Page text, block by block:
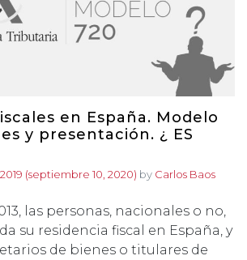
en España. Modelo
y presentación. ¿ ES
(septiembre 10, 2020) by Carlos Baos
las personas, nacionales o no,
su residencia fiscal en España, y
de bienes o titulares de